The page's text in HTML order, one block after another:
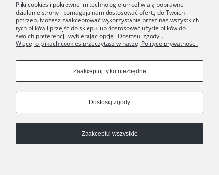
Dołącz do nas:
Copyrights © 2024 - ORSKA
Pliki cookies i pokrewne im technologie umożliwiają poprawne
działanie strony i pomagają nam dostosować ofertę do Twoich
potrzeb. Możesz zaakceptować wykorzystanie przez nas wszystkich
tych plików i przejść do sklepu lub dostosować użycie plików do
swoich preferencji, wybierając opcję "Dostosuj zgody".
Więcej o plikach cookies przeczytasz w naszej Polityce prywatności.
Zaakceptuj tylko niezbędne
Dostosuj zgody
Zaakceptuj wszystkie